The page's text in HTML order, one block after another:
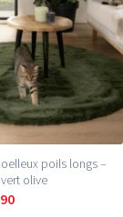
poils longs –
olive